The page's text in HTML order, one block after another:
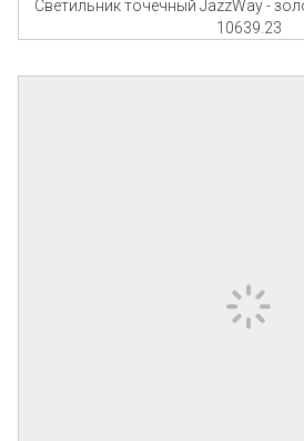
Светильник точечный JazzWay -
10639.23